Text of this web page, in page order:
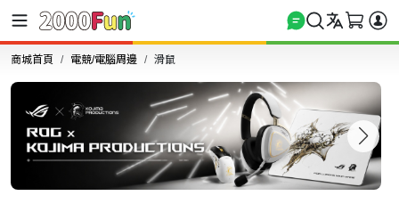
商城首頁 電競/電腦周邊 滑鼠